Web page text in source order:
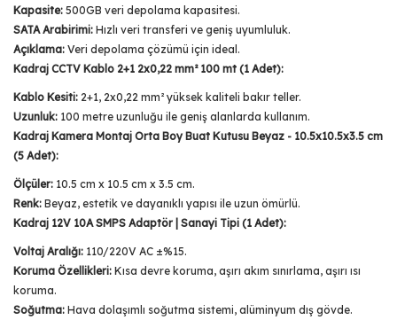
Kapasite: 500GB veri depolama kapasitesi.
SATA Arabirimi: Hızlı veri transferi ve geniş uyumluluk.
Açıklama: Veri depolama çözümü için ideal.
Kadraj CCTV Kablo 2+1 2x0,22 mm² 100 mt (1 Adet):
Kablo Kesiti: 2+1, 2x0,22 mm² yüksek kaliteli bakır teller.
Uzunluk: 100 metre uzunluğu ile geniş alanlarda kullanım.
Kadraj Kamera Montaj Orta Boy Buat Kutusu Beyaz - 10.5x10.5x3.5 cm
(5 Adet):
Ölçüler: 10.5 cm x 10.5 cm x 3.5 cm.
Renk: Beyaz, estetik ve dayanıklı yapısı ile uzun ömürlü.
Kadraj 12V 10A SMPS Adaptör | Sanayi Tipi (1 Adet):
Voltaj Aralığı: 110/220V AC ±%15.
Koruma Özellikleri: Kısa devre koruma, aşırı akım sınırlama, aşırı ısı
koruma.
Soğutma: Hava dolaşımlı soğutma sistemi, alüminyum dış gövde.